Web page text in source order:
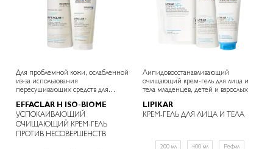
Для проблемной кожи, ослабленной
из-за использования
пересушивающих средств для
EFFACLAR H ISO-BIOME
УСПОКАИВАЮЩИЙ
ОЧИЩАЮЩИЙ КРЕМ-ГЕЛЬ
ПРОТИВ НЕСОВЕРШЕНСТВ
Липидовосстанавливающий
очищающий крем-гель для лица и
тела младенцев, детей и взрослых
LIPIKAR
КРЕМ-ГЕЛЬ ДЛЯ ЛИЦА И ТЕЛА
200 мл 400 мл Рефил